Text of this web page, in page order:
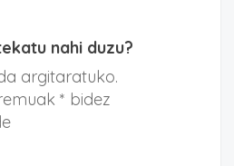
nahi duzu?
argitaratuko.
* bidez